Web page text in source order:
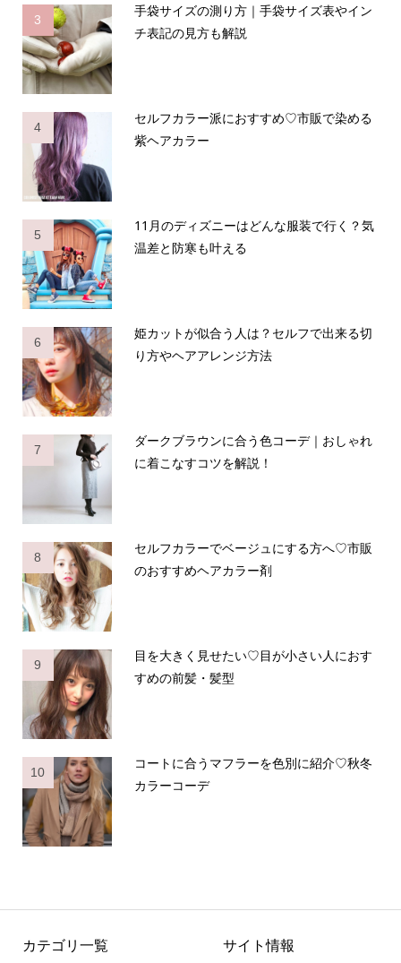
3
手袋サイズの測り方｜手袋サイズ表やイン
チ表記の見方も解説
4
セルフカラー派におすすめ♡市販で染める
紫ヘアカラー
5
11月のディズニーはどんな服装で行く？気
温差と防寒も叶える
6
姫カットが似合う人は？セルフで出来る切
り方やヘアアレンジ方法
7
ダークブラウンに合う色コーデ｜おしゃれ
に着こなすコツを解説！
8
セルフカラーでベージュにする方へ♡市販
のおすすめヘアカラー剤
9
目を大きく見せたい♡目が小さい人におす
すめの前髪・髪型
10
コートに合うマフラーを色別に紹介♡秋冬
カラーコーデ
カテゴリ一覧 サイト情報